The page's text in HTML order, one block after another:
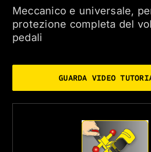
Meccanico e universale,
protezione completa del
pedali
GUARDA VIDEO